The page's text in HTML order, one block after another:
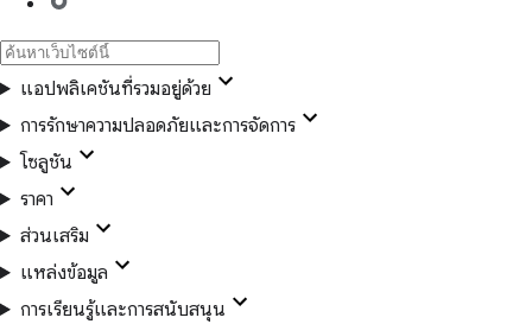
แอปพลิเคชันที่รวมอยู่ด้วย
การรักษาความปลอดภัยและการจัดการ
โซลูชัน
ราคา
ส่วนเสริม
แหล่งข้อมูล
การเรียนรู้และการสนับสนุน